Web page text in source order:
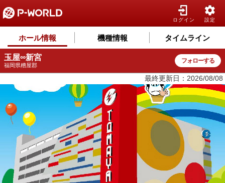
ログイン 設定
ホール情報 機種情報 タイムライン
玉屋∞新宮
福岡県糟屋郡
フォローする
最終更新日：2026/08/08